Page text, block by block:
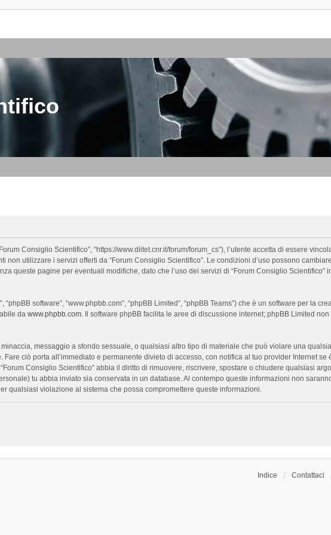
Consiglio Scientifico”, “https://www.diitet.cnr.it/forum/forum_cs”), l’utente accetta di essere
utilizzare i servizi offerti da “Forum Consiglio Scientifico”. Le condizioni d’uso possono
queste pagine per eventuali modifiche, dato che l’uso dei servizi di “Forum Consiglio
software”, “www.phpbb.com”, “phpBB Limited”, “phpBB Teams”) che è un software per la
da www.phpbb.com. Il software phpBB facilita le aree di discussione internet; phpBB Limited
messaggio a sfondo sessuale, o qualsiasi altro tipo di materiale che può violare una
ciò porta all’immediato e permanente divieto di accesso, con notifica al tuo provider Internet
Consiglio Scientifico” abbia il diritto di rimuovere, riscrivere, spostare o chiudere qualsiasi
tu abbia inviato sia conservata in un database. Al contempo queste informazioni non
qualsiasi violazione al sistema che possa compromettere queste informazioni.
Indice Contattaci